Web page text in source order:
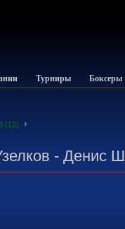
Турниры Боксеры
(12)
- Денис